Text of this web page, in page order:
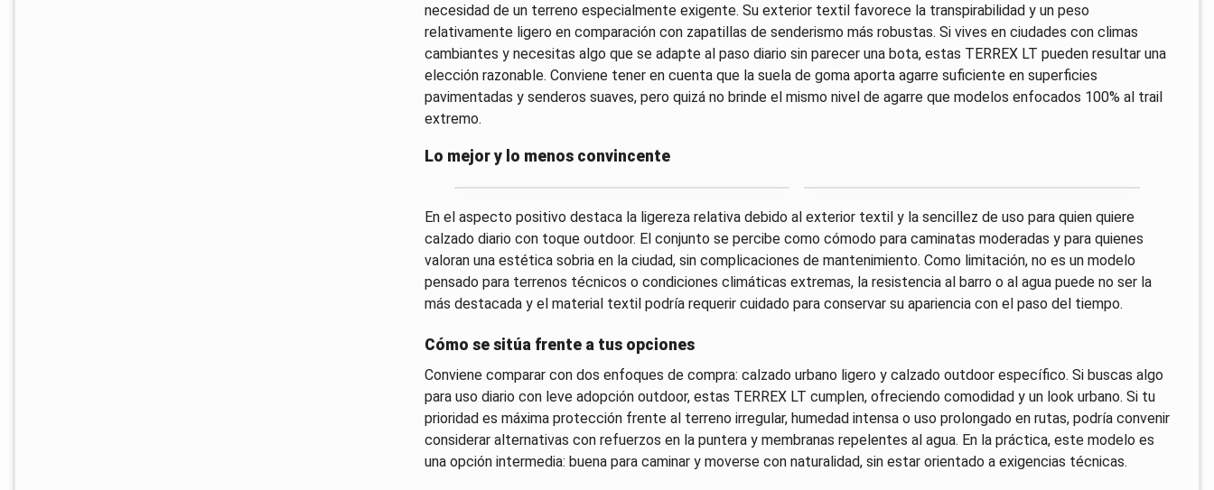
necesidad de un terreno especialmente exigente. Su exterior textil favorece la transpirabilidad y un peso
relativamente ligero en comparación con zapatillas de senderismo más robustas. Si vives en ciudades con climas
cambiantes y necesitas algo que se adapte al paso diario sin parecer una bota, estas TERREX LT pueden resultar una
elección razonable. Conviene tener en cuenta que la suela de goma aporta agarre suficiente en superficies
pavimentadas y senderos suaves, pero quizá no brinde el mismo nivel de agarre que modelos enfocados 100% al trail
extremo.
Lo mejor y lo menos convincente
En el aspecto positivo destaca la ligereza relativa debido al exterior textil y la sencillez de uso para quien quiere
calzado diario con toque outdoor. El conjunto se percibe como cómodo para caminatas moderadas y para quienes
valoran una estética sobria en la ciudad, sin complicaciones de mantenimiento. Como limitación, no es un modelo
pensado para terrenos técnicos o condiciones climáticas extremas, la resistencia al barro o al agua puede no ser la
más destacada y el material textil podría requerir cuidado para conservar su apariencia con el paso del tiempo.
Cómo se sitúa frente a tus opciones
Conviene comparar con dos enfoques de compra: calzado urbano ligero y calzado outdoor específico. Si buscas algo
para uso diario con leve adopción outdoor, estas TERREX LT cumplen, ofreciendo comodidad y un look urbano. Si tu
prioridad es máxima protección frente al terreno irregular, humedad intensa o uso prolongado en rutas, podría convenir
considerar alternativas con refuerzos en la puntera y membranas repelentes al agua. En la práctica, este modelo es
una opción intermedia: buena para caminar y moverse con naturalidad, sin estar orientado a exigencias técnicas.